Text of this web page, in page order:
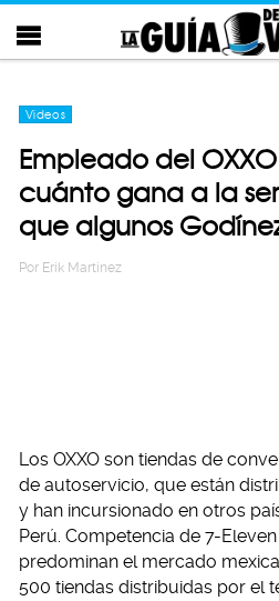
Videos
Empleado del
cuánto gana a la
que algunos
Por Erik Martinez
Los OXXO son tiendas de
de autoservicio, que están
y han incursionado en otros
Perú. Competencia de 7-
predominan el mercado
500 tiendas distribuidas por el